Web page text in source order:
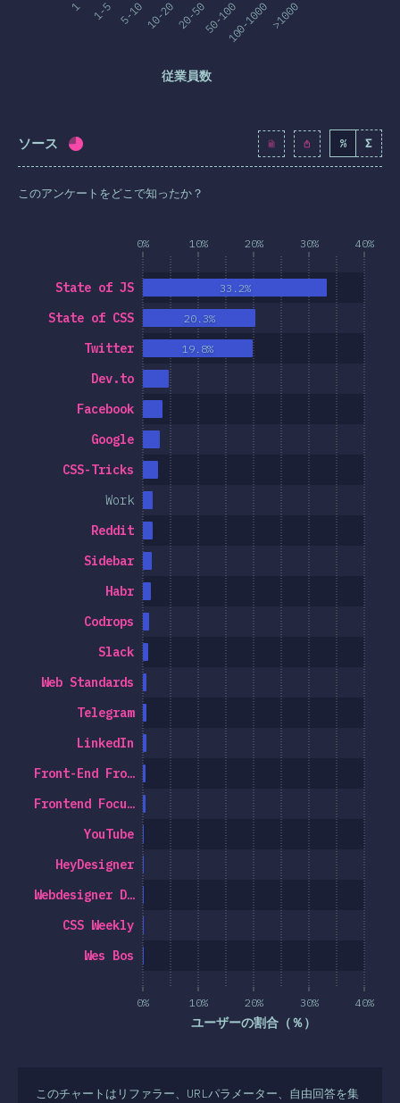
1 1-5 5-10 10-2020-5050-100100-1000 >1000
従業員数
ソース 回答記入率： % Σ
このアンケートをどこで知ったか？
0% 10% 20% 30% 40%
0% 10% 20% 30% 40%
ユーザーの割合（％）
Wes Bos
CSS Weekly
Webdesigner D…
HeyDesigner
YouTube
Frontend Focu…
Front-End Fro…
LinkedIn
Telegram
Web Standards
Slack
Codrops
Habr
Sidebar
Reddit
Work
CSS-Tricks
Google
Facebook
Dev.to
Twitter
State of CSS
State of JS
19.8%
20.3%
33.2%
このチャートはリファラー、URLパラメーター、自由回答を集